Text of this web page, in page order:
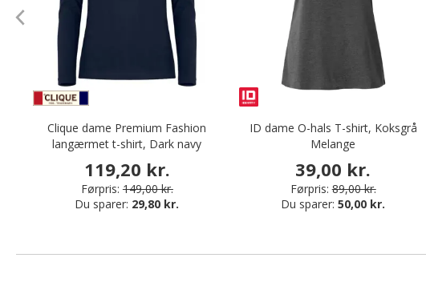
Clique dame Premium Fashion
langærmet t-shirt, Dark navy
119,20 kr.
Førpris: 149,00 kr.
Du sparer: 29,80 kr.
ID dame O-hals T-shirt, Koksgrå
Melange
39,00 kr.
Førpris: 89,00 kr.
Du sparer:50,00 kr.